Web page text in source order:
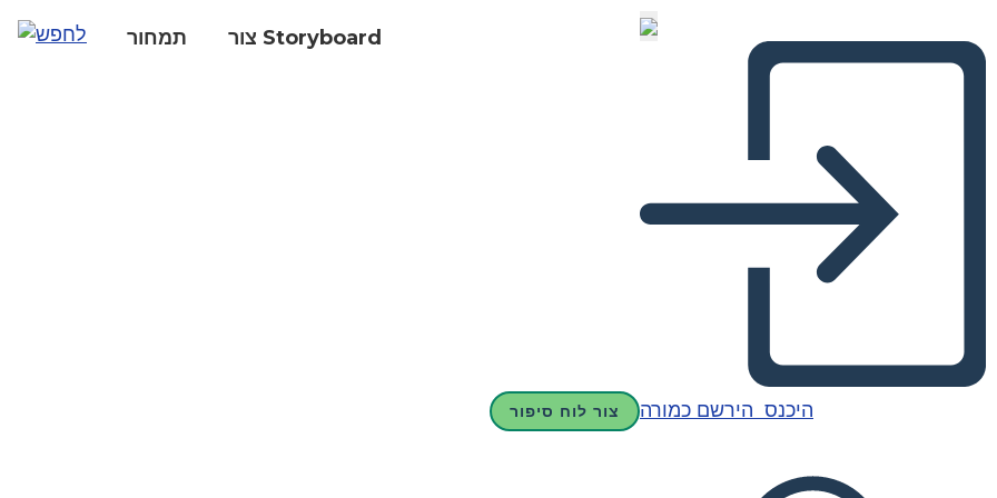
תמחור צור Storyboard
צור לוח סיפור היכנס הירשם כמורה